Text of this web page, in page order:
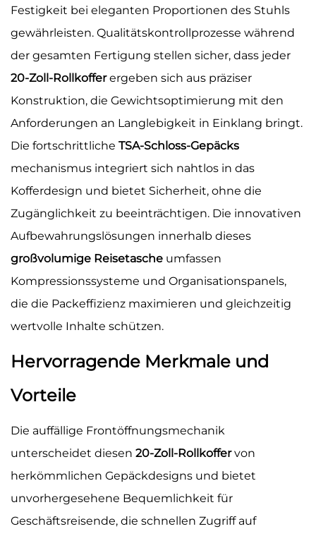
Festigkeit bei eleganten Proportionen des Stuhls
gewährleisten. Qualitätskontrollprozesse während
der gesamten Fertigung stellen sicher, dass jeder
20-Zoll-Rollkofferergeben sich aus präziser
Konstruktion, die Gewichtsoptimierung mit den
Anforderungen an Langlebigkeit in Einklang bringt.
Die fortschrittliche TSA-Schloss-Gepäcks
mechanismus integriert sich nahtlos in das
Kofferdesign und bietet Sicherheit, ohne die
Zugänglichkeit zu beeinträchtigen. Die innovativen
Aufbewahrungslösungen innerhalb dieses
großvolumige Reisetasche umfassen
Kompressionssysteme und Organisationspanels,
die die Packeffizienz maximieren und gleichzeitig
wertvolle Inhalte schützen.
Hervorragende Merkmale und
Vorteile
Die auffällige Frontöffnungsmechanik
unterscheidet diesen 20-Zoll-Rollkoffervon
herkömmlichen Gepäckdesigns und bietet
unvorhergesehene Bequemlichkeit für
Geschäftsreisende, die schnellen Zugriff auf